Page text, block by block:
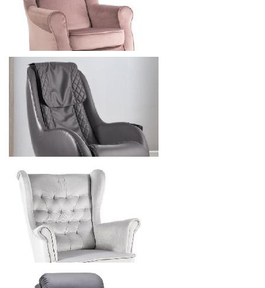
HALMAR FELIPE-2 КРЕСЛО РЕЛАКС
4838.4р.
SIGNAL BARON КРЕСЛО
от 5880р.
SIGNAL BUGGATTI КРЕСЛО С ФУНКЦИЕЙ МАССАЖА
16800р.